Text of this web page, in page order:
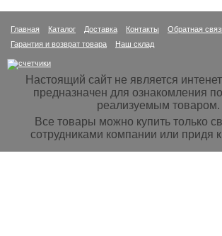
Главная Каталог Доставка Контакты
Обратная
Гарантия и возврат товара
Наш склад
Настоящий сайт не является
предназначен для ознакомления
реализуемым товаром.
Все товары можно купить только
сотрудниками компании или придя